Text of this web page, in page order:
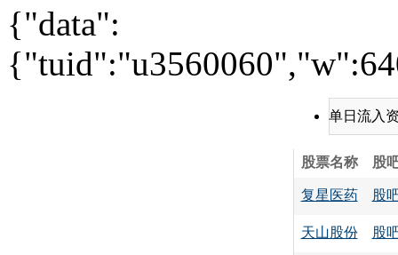
{"data":
单日流入
股票名称 股
复星医药 股
天山股份 股